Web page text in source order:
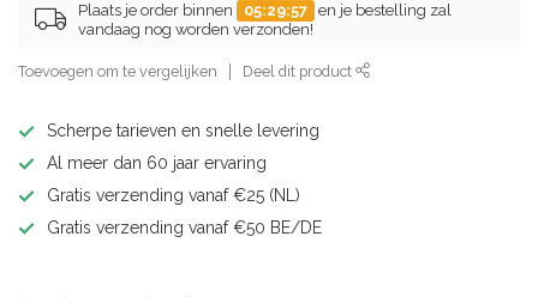
Plaats je order binnen 05:29:57 en je bestelling zal
vandaag nog worden verzonden!
Toevoegen om te vergelijken Deel dit product
Scherpe tarieven en snelle levering
Al meer dan 60 jaar ervaring
Gratis verzending vanaf €25 (NL)
Gratis verzending vanaf €50 BE/DE